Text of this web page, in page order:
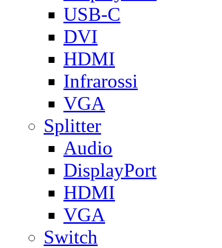
USB-C
DVI
HDMI
Infrarossi
VGA
Splitter
Audio
DisplayPort
HDMI
VGA
Switch